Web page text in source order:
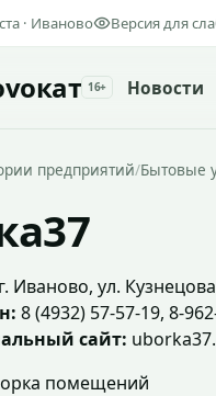
· Иваново Версия для
кат 16+ Новости
предприятий/Бытовые
г. Иваново, ул.
8 (4932) 57-57-19, 8-
сайт:
помещений